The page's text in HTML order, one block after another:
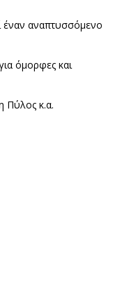
έναν αναπτυσσόμενο
όμορφες και
Πύλος κ.α.